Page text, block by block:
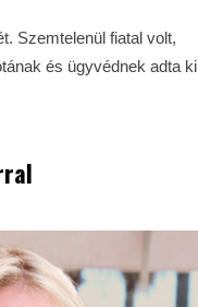
Szemtelenül fiatal volt,
és ügyvédnek adta ki